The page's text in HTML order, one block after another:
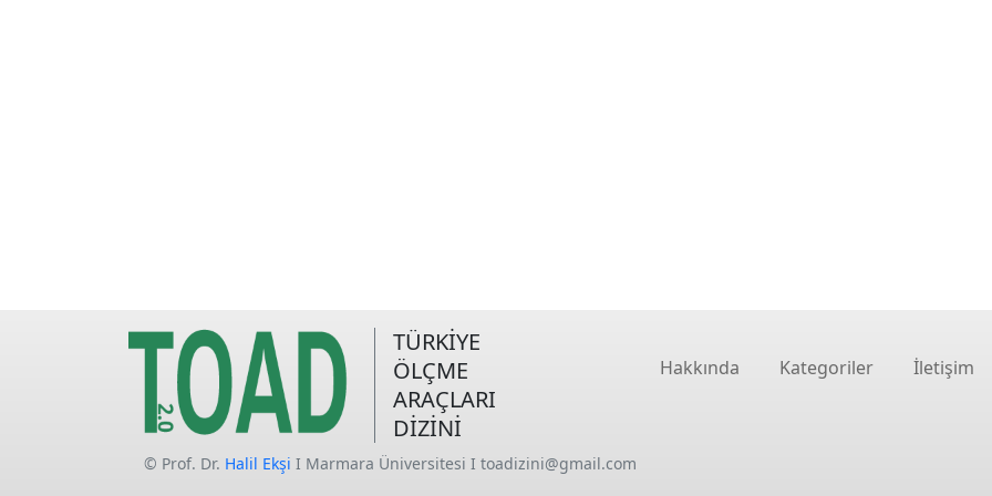
TÜRKİYE
ÖLÇME
ARAÇLARI
DİZİNİ
Hakkında Kategoriler İletişim
© Prof. Dr. Halil Ekşi I Marmara Üniversitesi I toadizini@gmail.com